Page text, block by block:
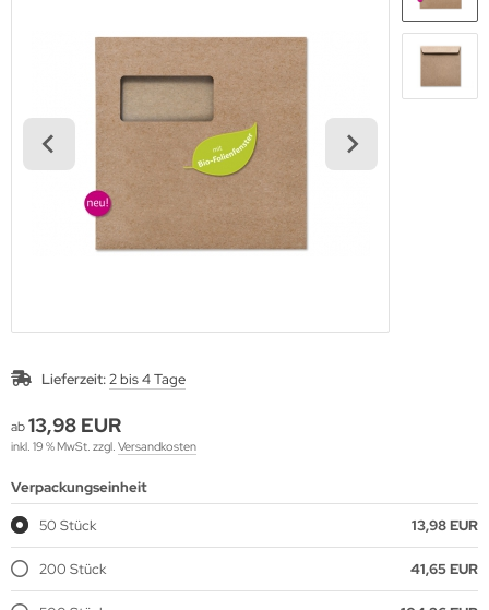
Lieferzeit:2 bis 4 Tage
ab13,98 EUR
inkl. 19 % MwSt. zzgl. Versandkosten
Verpackungseinheit
50 Stück 13,98 EUR
200 Stück 41,65 EUR